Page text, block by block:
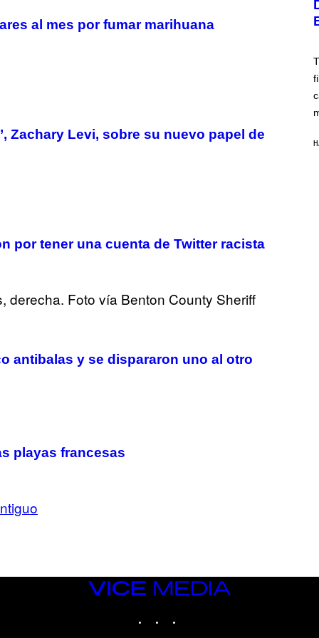
al mes por fumar marihuana
Zachary Levi, sobre su nuevo papel de
por tener una cuenta de Twitter racista
antibalas y se dispararon uno al otro
playas francesas
W
I
M
G
E
A
S
A
R
I
E
L
E
VICE
MEDIA